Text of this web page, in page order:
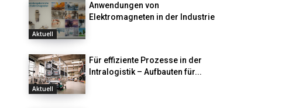
Aktuell
Anwendungen von
Elektromagneten in der Industrie
Aktuell
Für effiziente Prozesse in der
Intralogistik – Aufbauten für...